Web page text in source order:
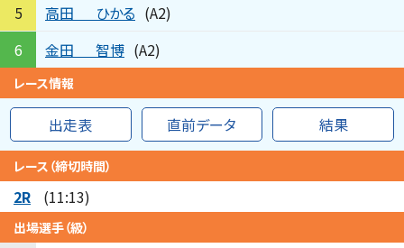
5
高田 ひかる (A2)
6
金田 智博 (A2)
レース情報
出走表 直前データ 結果
レース（締切時間）
2R (11:13)
出場選手（級）